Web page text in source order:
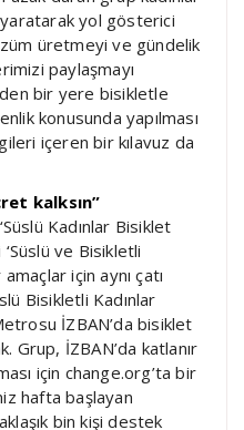
yaratarak yol gösterici
üretmeyi ve gündelik
paylaşmayı
bir yere bisikletle
konusunda yapılması
içeren bir kılavuz da
kalksın”
Kadınlar Bisiklet
ve Bisikletli
için aynı çatı
Bisikletli Kadınlar
İZBAN’da bisiklet
Grup, İZBAN’da katlanır
için change.org’ta bir
hafta başlayan
bin kişi destek